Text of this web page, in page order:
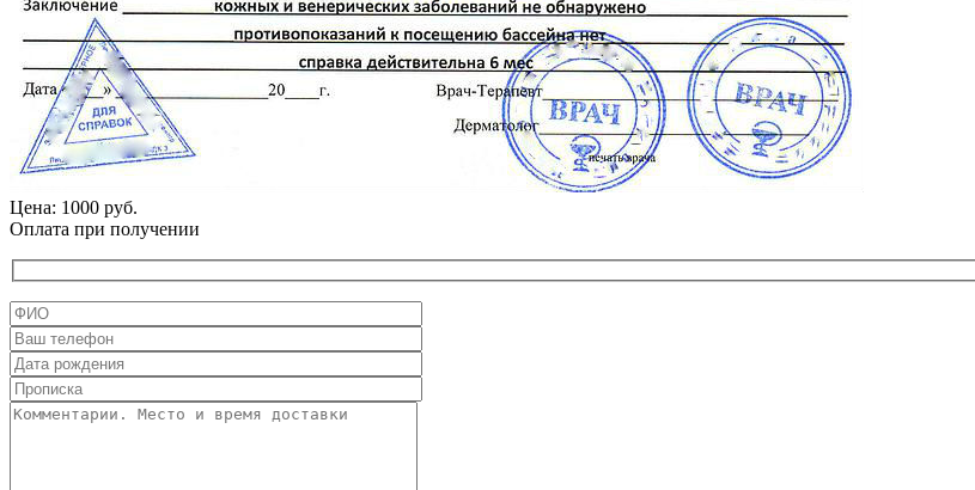
Цена: 1000 руб.
Оплата при получении